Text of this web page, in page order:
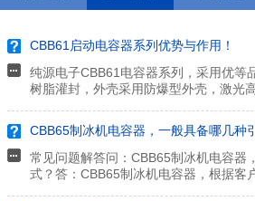
CBB61启动电容器系列优势与作用！
纯源电子CBB61电容器系列，采用优等
树脂灌封，外壳采用防爆型外壳，激光
CBB65制冰机电容器，一般具备哪几种
常见问题解答问：CBB65制冰机电容器
式？答：CBB65制冰机电容器，根据客